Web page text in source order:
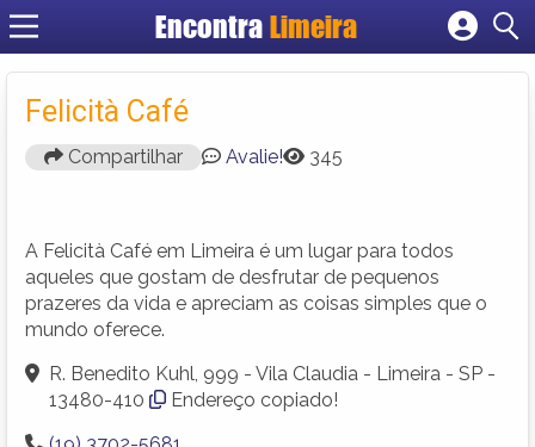
Encontra Limeira
Cadastrar empresa
Felicità Café
Compartilhar Avalie! 345
A Felicità Café em Limeira é um lugar para todos
aqueles que gostam de desfrutar de pequenos
prazeres da vida e apreciam as coisas simples que o
mundo oferece.
R. Benedito Kuhl, 999 - Vila Claudia - Limeira - SP -
13480-410
Endereço copiado!